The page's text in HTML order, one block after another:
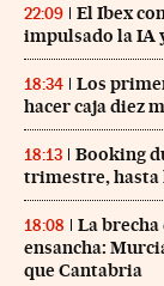
22:09
El Ibex
impulsado la IA
18:34
Los
hacer caja diez
18:13
Booking
trimestre, hasta
18:08
La
ensancha:
que Cantabria